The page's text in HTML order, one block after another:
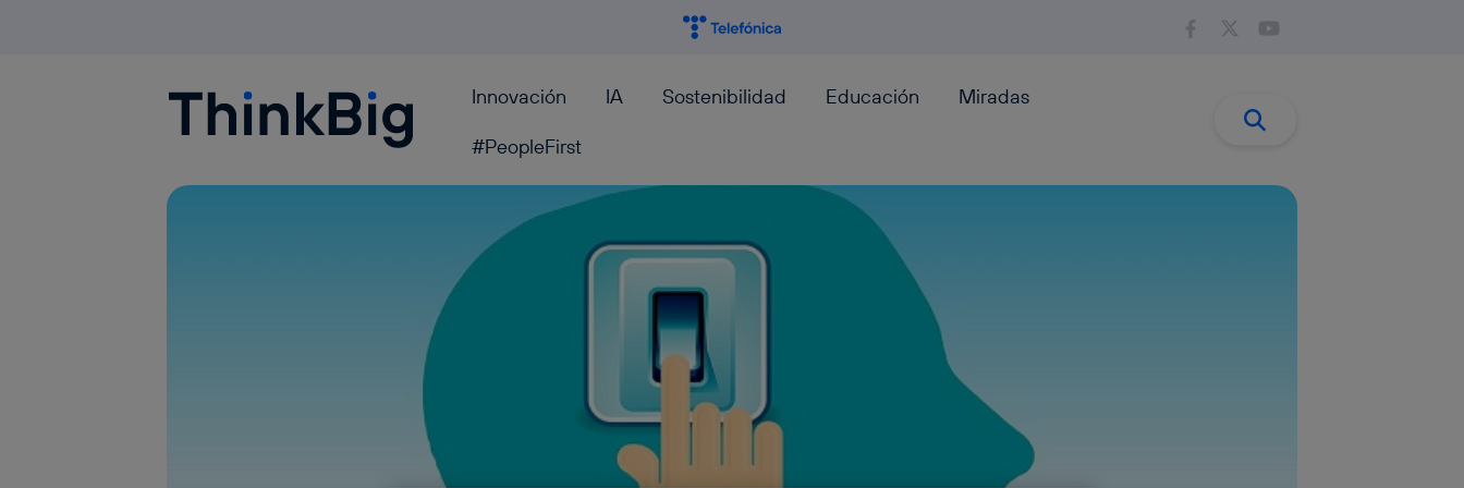
Blogthinkbig.com Innovación IA Sostenibilidad Educación
Miradas
#PeopleFirst
Buscar